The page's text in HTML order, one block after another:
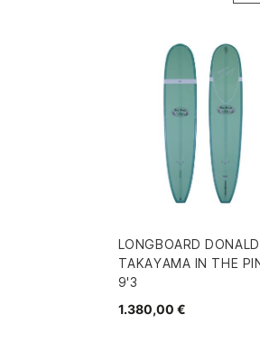
LONGBOARD DONALD
TAKAYAMA IN THE
9'3
1.380,00 €